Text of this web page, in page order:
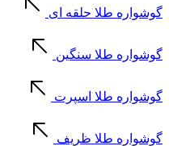
گوشواره طلا حلقه ای
گوشواره طلا سنگین
گوشواره طلا اسپرت
گوشواره طلا ظریف